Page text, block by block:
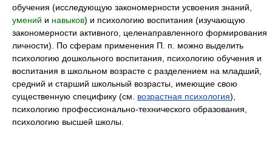
обучения (исследующую закономерности усвоения знаний,
умений и навыков) и психологию воспитания (изучающую
закономерности активного, целенаправленного формирования
личности). По сферам применения П. п. можно выделить
психологию дошкольного воспитания, психологию обучения и
воспитания в школьном возрасте с разделением на младший,
средний и старший школьный возрасты, имеющие свою
существенную специфику (см. возрастная психология),
психологию профессионально-технического образования,
психологию высшей школы.